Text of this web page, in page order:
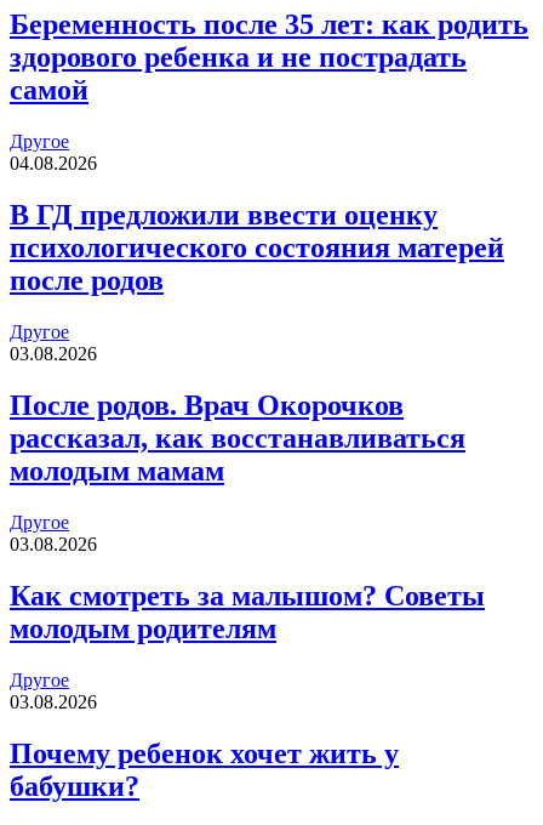
Беременность после 35 лет: как родить
здорового ребенка и не пострадать
самой
Другое
04.08.2026
В ГД предложили ввести оценку
психологического состояния матерей
после родов
Другое
03.08.2026
После родов. Врач Окорочков
рассказал, как восстанавливаться
молодым мамам
Другое
03.08.2026
Как смотреть за малышом? Советы
молодым родителям
Другое
03.08.2026
Почему ребенок хочет жить у
бабушки?